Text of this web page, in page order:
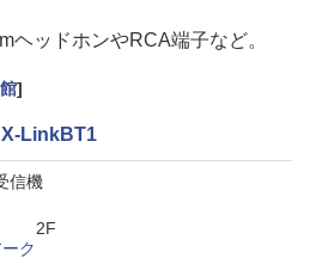
ッドホンやRCA端子など。
]
LinkBT1
信機
2F
ク